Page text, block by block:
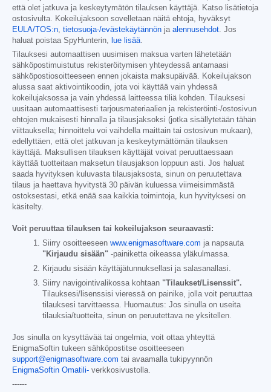
että olet jatkuva ja keskeytymätön tilauksen käyttäjä. Katso lisätietoja
ostosivulta. Kokeilujaksoon sovelletaan näitä ehtoja, hyväksyt
EULA/TOS:n tietosuoja-/evästekäytännön ja alennusehdot . Jos
haluat poistaa SpyHunterin,
lue lisää
Tilauksesi automaattisen uusimisen maksua varten lähetetään
sähköpostimuistutus rekisteröitymisen yhteydessä antamaasi
sähköpostiosoitteeseen ennen jokaista maksupäivää. Kokeilujakson
alussa saat aktivointikoodin, jota voi käyttää vain yhdessä
kokeilujaksossa ja vain yhdessä laitteessa tiliä kohden. Tilauksesi
uusitaan automaattisesti tarjousmateriaalien ja rekisteröinti-/ostosivun
ehtojen mukaisesti hinnalla ja tilausjaksoksi (jotka sisällytetään tähän
viittauksella; hinnoittelu voi vaihdella maittain tai ostosivun mukaan),
edellyttäen, että olet jatkuvan ja keskeytymättömän tilauksen
käyttäjä. Maksullisen tilauksen käyttäjät voivat peruuttaessaan
käyttää tuotteitaan maksetun tilausjakson loppuun asti. Jos haluat
saada hyvityksen kuluvasta tilausjaksosta, sinun on peruutettava
tilaus ja haettava hyvitystä 30 päivän kuluessa viimeisimmästä
ostoksestasi, etkä enää saa kaikkia toimintoja, kun hyvityksesi on
käsitelty.
Voit peruuttaa tilauksen tai kokeilujakson seuraavasti:
Siirry osoitteeseen www.enigmasoftware.com ja napsauta
"Kirjaudu sisään" -painiketta oikeassa yläkulmassa.
Kirjaudu sisään käyttäjätunnuksellasi ja salasanallasi.
Siirry navigointivalikossa kohtaan "Tilaukset/Lisenssit".
Tilauksesi/lisenssisi vieressä on painike, jolla voit peruuttaa
tilauksesi tarvittaessa. Huomautus: Jos sinulla on useita
tilauksia/tuotteita, sinun on peruutettava ne yksitellen.
Jos sinulla on kysyttävää tai ongelmia, voit ottaa yhteyttä
EnigmaSoftin tukeen sähköpostitse osoitteeseen
support@enigmasoftware.com tai avaamalla tukipyynnön
EnigmaSoftin Omatili- verkkosivustolla.
------